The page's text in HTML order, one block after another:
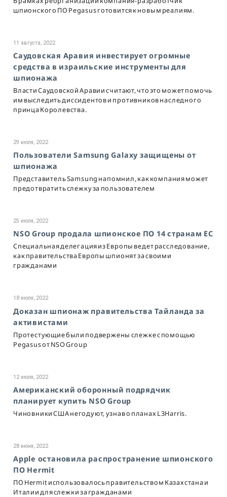
шпионского ПО Pegasus готовится к новым реалиям.
11 августа, 2022
Саудовская Аравия инвестирует огромные
средства в израильские инструменты для
шпионажа
Власти Саудовской Аравии считают, что это может помочь
им выследить диссидентов и противников наследного
принца Королевства.
29 июля, 2022
Пользователи Samsung Galaxy защищены от
шпионажа
Представитель Samsung напомнил, как компания может
предотвратить слежку за пользователем
25 июля, 2022
NSO Group продала шпионское ПО 14 странам ЕС
Специальная делегация из Европы ведет расследование,
как правительства Европы шпионят за своими
гражданами
18 июля, 2022
Доказан шпионаж правительства Тайланда за
активистами
Протестующие были подвержены слежке с помощью
Pegasus от NSO Group
12 июля, 2022
Американский оборонный подрядчик
планирует купить NSO Group
Чиновники США негодуют, узнав о планах L3Harris.
28 июня, 2022
Apple остановила распространение шпионского
ПО Hermit
ПО Hermit использовалось правительством Казахстана и
Италии для слежки за гражданами